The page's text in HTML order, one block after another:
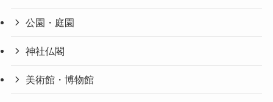
公園・庭園
神社仏閣
美術館・博物館